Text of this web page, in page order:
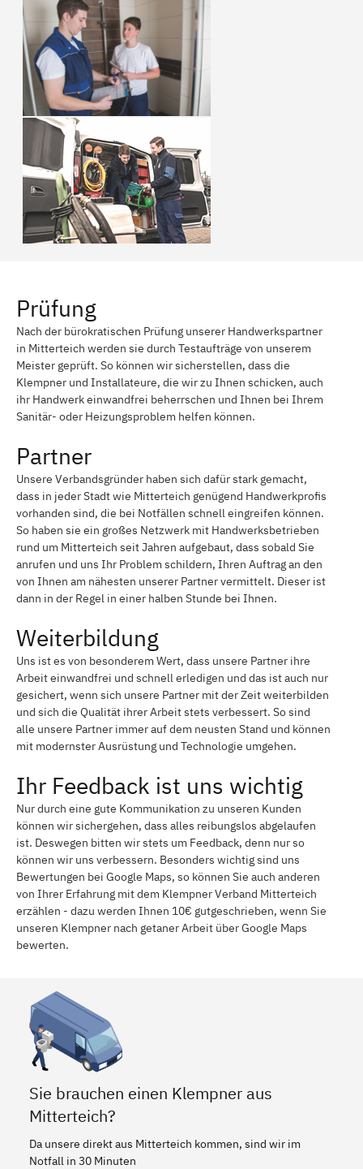
Prüfung
Nach der bürokratischen Prüfung unserer Handwerkspartner
in Mitterteich werden sie durch Testaufträge von unserem
Meister geprüft. So können wir sicherstellen, dass die
Klempner und Installateure, die wir zu Ihnen schicken, auch
ihr Handwerk einwandfrei beherrschen und Ihnen bei Ihrem
Sanitär- oder Heizungsproblem helfen können.
Partner
Unsere Verbandsgründer haben sich dafür stark gemacht,
dass in jeder Stadt wie Mitterteich genügend Handwerkprofis
vorhanden sind, die bei Notfällen schnell eingreifen können.
So haben sie ein großes Netzwerk mit Handwerksbetrieben
rund um Mitterteich seit Jahren aufgebaut, dass sobald Sie
anrufen und uns Ihr Problem schildern, Ihren Auftrag an den
von Ihnen am nähesten unserer Partner vermittelt. Dieser ist
dann in der Regel in einer halben Stunde bei Ihnen.
Weiterbildung
Uns ist es von besonderem Wert, dass unsere Partner ihre
Arbeit einwandfrei und schnell erledigen und das ist auch nur
gesichert, wenn sich unsere Partner mit der Zeit weiterbilden
und sich die Qualität ihrer Arbeit stets verbessert. So sind
alle unsere Partner immer auf dem neusten Stand und können
mit modernster Ausrüstung und Technologie umgehen.
Ihr Feedback ist uns wichtig
Nur durch eine gute Kommunikation zu unseren Kunden
können wir sichergehen, dass alles reibungslos abgelaufen
ist. Deswegen bitten wir stets um Feedback, denn nur so
können wir uns verbessern. Besonders wichtig sind uns
Bewertungen bei Google Maps, so können Sie auch anderen
von Ihrer Erfahrung mit dem Klempner Verband Mitterteich
erzählen - dazu werden Ihnen 10€ gutgeschrieben, wenn Sie
unseren Klempner nach getaner Arbeit über Google Maps
bewerten.
Sie brauchen einen Klempner aus
Mitterteich?
Da unsere direkt aus Mitterteich kommen, sind wir im
Notfall in 30 Minuten